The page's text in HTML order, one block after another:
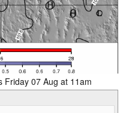
Friday 07 Aug at 11am